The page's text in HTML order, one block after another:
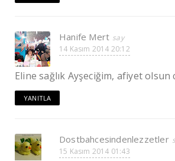
Hanife Mert
14 Kasım 2014 20:12
Eline sağlık Ayşeciğim, afiyet olsun
YANITLA
Dostbahcesindenlezzetler
15 Kasım 2014 01:43